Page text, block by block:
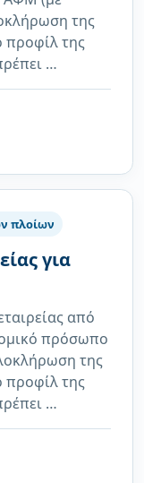
της
προφίλ της
…
πλοίων
για
από
πρόσωπο
της
προφίλ της
…